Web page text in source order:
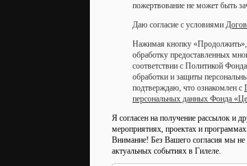
пожертвование не может быть
Даю согласие с условиями
Нажимая кнопку «Продолжить»,
обработку предоставленных
соответствии с Политикой
обработки и защиты
подтверждаю, что ознакомлен с
персональных данных Фонда
Я согласен на получение рассылок и
мероприятиях, проектах и
Внимание! Без Вашего согласия мы
актуальных событиях в Гилеле.